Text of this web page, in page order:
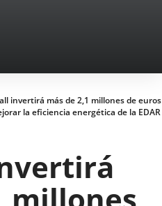
invertirá más de 2,1 millones de euros
la eficiencia energética de la EDAR